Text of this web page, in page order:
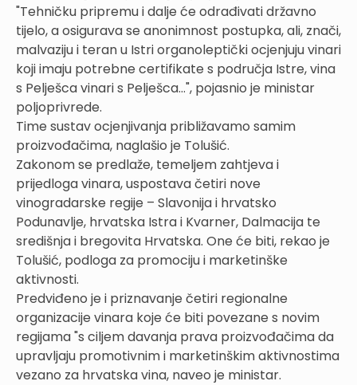
"Tehničku pripremu i dalje će odrađivati državno
tijelo, a osigurava se anonimnost postupka, ali, znači,
malvaziju i teran u Istri organoleptički ocjenjuju vinari
koji imaju potrebne certifikate s područja Istre, vina
s Pelješca vinari s Pelješca…", pojasnio je ministar
poljoprivrede.
Time sustav ocjenjivanja približavamo samim
proizvođačima, naglašio je Tolušić.
Zakonom se predlaže, temeljem zahtjeva i
prijedloga vinara, uspostava četiri nove
vinogradarske regije – Slavonija i hrvatsko
Podunavlje, hrvatska Istra i Kvarner, Dalmacija te
središnja i bregovita Hrvatska. One će biti, rekao je
Tolušić, podloga za promociju i marketinške
aktivnosti.
Predviđeno je i priznavanje četiri regionalne
organizacije vinara koje će biti povezane s novim
regijama "s ciljem davanja prava proizvođačima da
upravljaju promotivnim i marketinškim aktivnostima
vezano za hrvatska vina, naveo je ministar.